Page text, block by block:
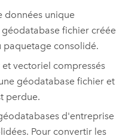
données unique
fichier créée
paquetage consolidé.
vectoriel compressés
géodatabase fichier et
perdue.
d'entreprise
Pour convertir les